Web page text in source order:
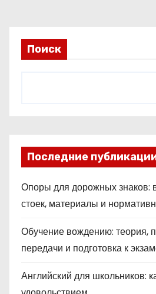
Поиск
Последние
Опоры для дорожных знаков:
стоек, материалы и
Обучение вождению: теория,
передачи и подготовка к
Английский для школьников: